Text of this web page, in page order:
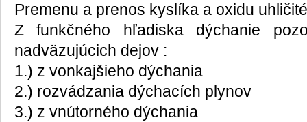
Premenu a prenos kyslíka a oxidu
Z funkčného hľadiska dýchanie
nadväzujúcich dejov :
1.) z vonkajšieho dýchania
2.) rozvádzania dýchacích plynov
3.) z vnútorného dýchania